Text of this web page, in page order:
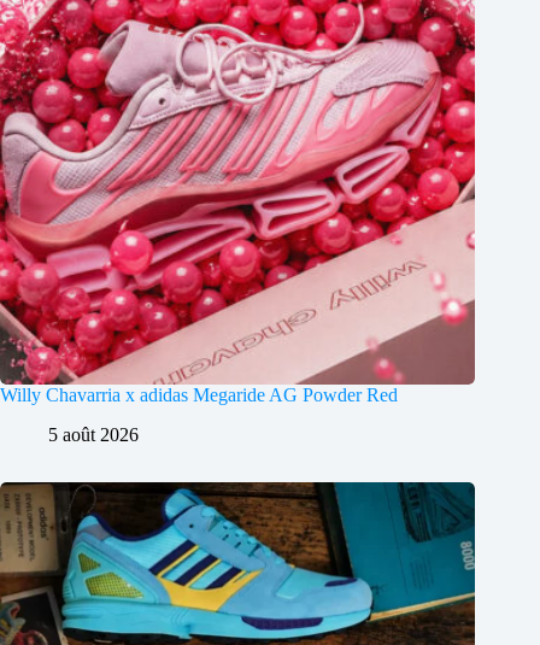
Willy Chavarria x adidas Megaride AG Powder Red
5 août 2026